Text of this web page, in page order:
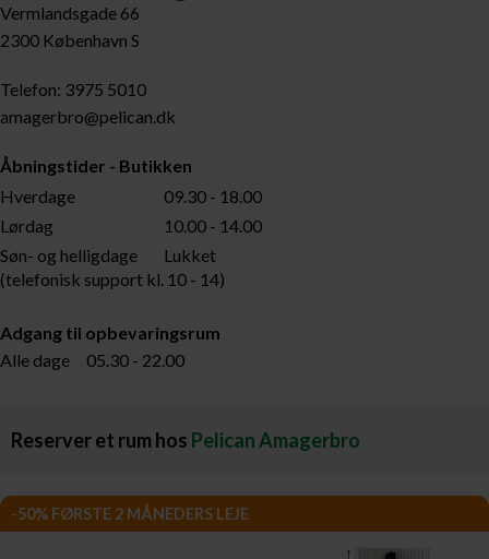
Vermlandsgade 66
2300 København S
Telefon: 3975 5010
amagerbro@pelican.dk
Åbningstider - Butikken
Hverdage
09.30 - 18.00
Lørdag
10.00 - 14.00
Søn- og helligdage
Lukket
(telefonisk support kl. 10 - 14)
Adgang til opbevaringsrum
Alle dage 05.30 - 22.00
Reserver et rum hos Pelican Amagerbro
-50% FØRSTE 2 MÅNEDERS LEJE